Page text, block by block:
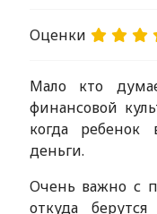
Оценки
Мало кто
финансовой
когда ребенок
деньги.
Очень важно с
откуда